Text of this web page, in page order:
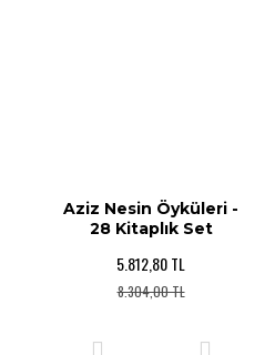
Aziz Nesin Öyküleri -
28 Kitaplık Set
5.812,80 TL
8.304,00 TL